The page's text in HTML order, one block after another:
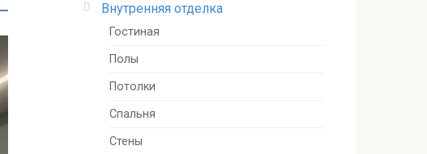
Внутренняя отделка
Гостиная
Полы
Потолки
Спальня
Стены